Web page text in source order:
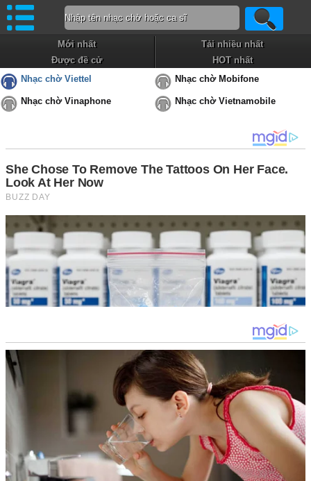
Mới nhất
Tải nhiều nhất
Được đề cử
HOT nhất
Nhạc chờ Viettel
Nhạc chờ Mobifone
Nhạc chờ Vinaphone Nhạc chờ Vietnamobile